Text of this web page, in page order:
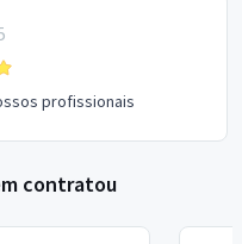
profissionais
contratou